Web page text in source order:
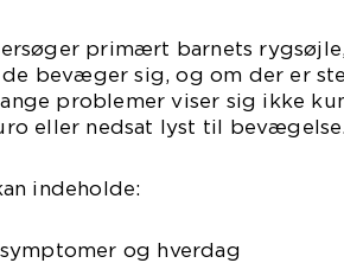
primært barnets
bevæger sig, og om der er
problemer viser sig ikke
eller nedsat lyst til bevægelse.
indeholde:
og hverdag